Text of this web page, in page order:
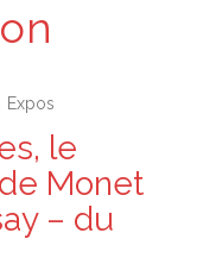
Expos
le
Monet
– du